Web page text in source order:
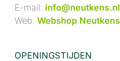
E-mail: info@neutkens.nl
Web: Webshop Neutkens
OPENINGSTIJDEN